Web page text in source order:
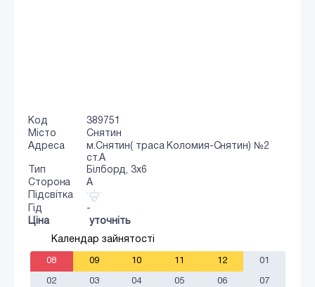
Код
389751
Місто
Снятин
Адреса
м.Снятин( траса Коломия-Снятин) №2
ст.А
Тип
Білборд, 3х6
Сторона
A
Підсвітка
Гід
-
Ціна
уточніть
Календар зайнятості
08 09 10 11 12 01
02 03 04 05 06 07